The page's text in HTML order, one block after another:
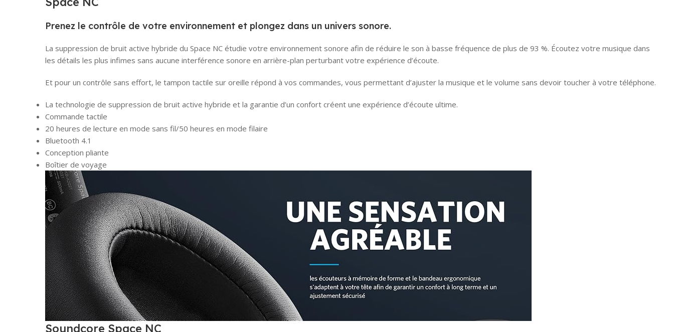
Prenez le contrôle de votre environnement et plongez dans un univers sonore.
La suppression de bruit active hybride du Space NC étudie votre environnement sonore afin de réduire le son à basse fréquence de plus de 93 %. Écoutez votre musique dans
les détails les plus infimes sans aucune interférence sonore en arrière-plan perturbant votre expérience d’écoute.
Et pour un contrôle sans effort, le tampon tactile sur oreille répond à vos commandes, vous permettant d’ajuster la musique et le volume sans devoir toucher à votre téléphone.
La technologie de suppression de bruit active hybride et la garantie d’un confort créent une expérience d’écoute ultime.
Commande tactile
20 heures de lecture en mode sans fil/50 heures en mode filaire
Bluetooth 4.1
Conception pliante
Boîtier de voyage
Soundcore Space NC